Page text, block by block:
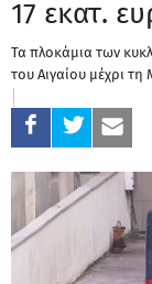
17 εκατ.
Τα πλοκάμια των
του Αιγαίου μέχρι